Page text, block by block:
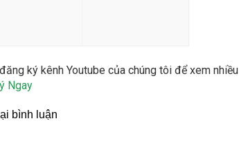
ký kênh Youtube của chúng tôi để xem nhiều
Ngay
bình luận